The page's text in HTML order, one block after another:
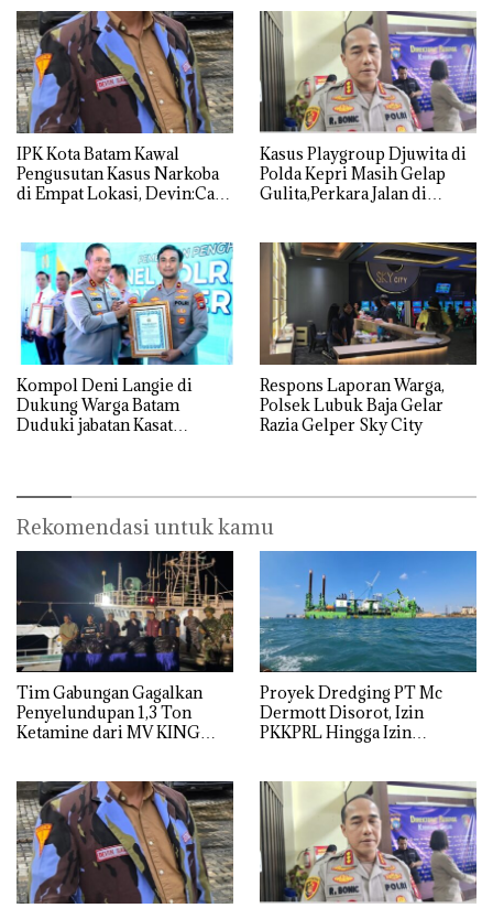
IPK Kota Batam Kawal
Pengusutan Kasus Narkoba
di Empat Lokasi, Devin:Cari
Kasus Playgroup Djuwita di
Polda Kepri Masih Gelap
Gulita,Perkara Jalan di
Kompol Deni Langie di
Dukung Warga Batam
Duduki jabatan Kasat
Respons Laporan Warga,
Polsek Lubuk Baja Gelar
Razia Gelper Sky City
Rekomendasi untuk kamu
Tim Gabungan Gagalkan
Penyelundupan 1,3 Ton
Ketamine dari MV KING
Proyek Dredging PT Mc
Dermott Disorot, Izin
PKKPRL Hingga Izin